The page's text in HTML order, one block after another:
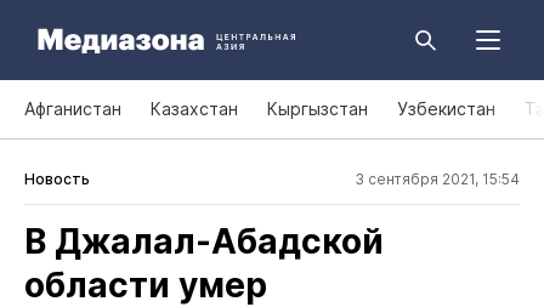
Афганистан Казахстан Кыргызстан Узбекистан
Новость 3 сентября 2021, 15:54
В Джалал‑Абадской
области умер